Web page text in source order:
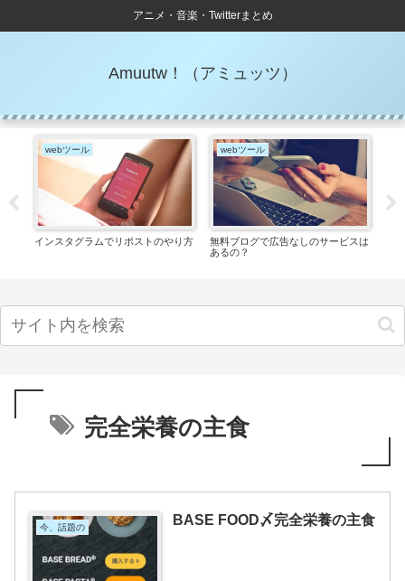
アニメ・音楽・Twitterまとめ
Amuutw！（アミュッツ）
webツール
インスタグラムでリポストのやり方
webツール
無料ブログで広告なしのサービスは
あるの？
完全栄養の主食
今、話題の BASE FOOD〆完全栄養の主食